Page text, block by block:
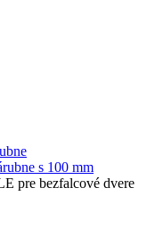
s 100 mm
pre bezfalcové dvere